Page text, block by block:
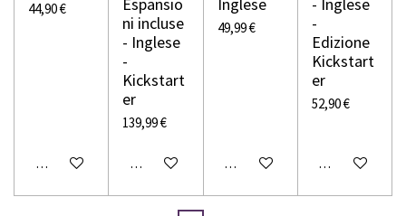
44,90 €
Avvisami quando disponibile
Espansio
ni incluse
- Inglese
-
Kickstart
er
139,99 €
Avvisami quando disponibile
Inglese
49,99 €
Avvisami quando disponibile
- Inglese
-
Edizione
Kickstart
er
52,90 €
Avvisami